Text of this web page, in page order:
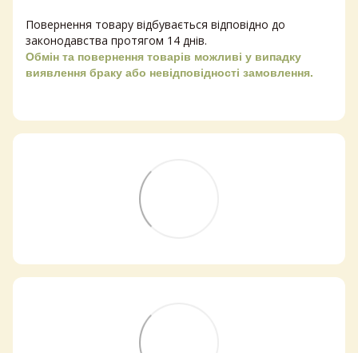
Повернення товару відбувається відповідно до
законодавства протягом 14 днів.
Обмін та повернення товарів можливі у випадку
виявлення браку або невідповідності замовлення.